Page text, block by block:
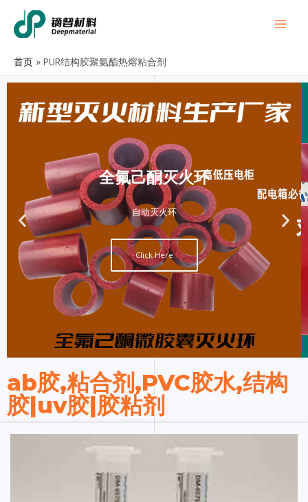
首页 PUR结构胶聚氨酯热熔粘合剂
全氟己酮灭火环
自动灭火环
Click Here
ab胶,粘合剂,PVC胶水,结构
胶|uv胶|胶粘剂